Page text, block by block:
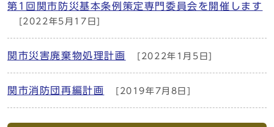
第1回関市防災基本条例策定専門委員会を開催します
[2022年5月17日]
関市災害廃棄物処理計画 [2022年1月5日]
関市消防団再編計画 [2019年7月8日]